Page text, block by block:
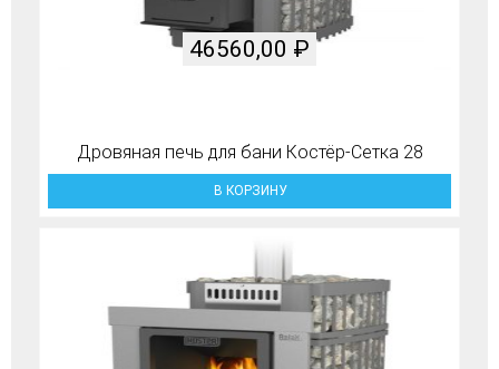
Дровяная печь для бани Костёр-Сетка 28
46560,00 ₽
В КОРЗИНУ